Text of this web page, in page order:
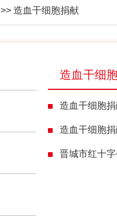
>> 造血干细胞捐献
造血干细
造血干细胞
造血干细胞
晋城市红十